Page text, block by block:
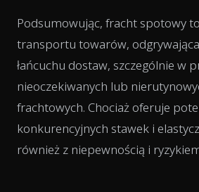
Podsumowując, fracht spotowy
transportu towarów,
łańcuchu dostaw, szczególnie w
nieoczekiwanych lub
frachtowych. Chociaż oferuje
konkurencyjnych stawek i
również z niepewnością i